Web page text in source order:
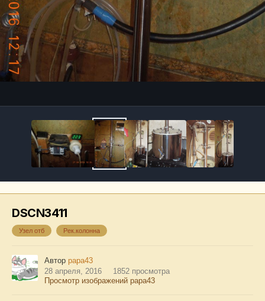
Инструменты
DSCN3411
Узел отб Рек.колонна
Автор papa43
28 апреля, 2016
1852 просмотра
Просмотр изображений papa43